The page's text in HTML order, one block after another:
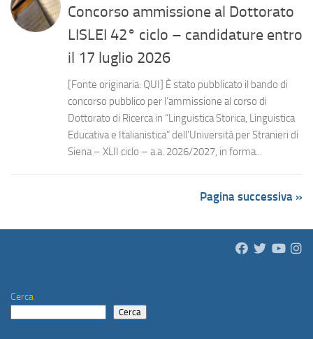
Concorso ammissione al Dottorato
LISLEI 42° ciclo – candidature entro
il 17 luglio 2026
[Fonte originaria: QUI] È stato pubblicato il bando di
concorso pubblico per l’ammissione al corso di
Dottorato di Ricerca in “Linguistica Storica, Linguistica
Educativa e Italianistica” dell’Università per Stranieri di
Siena – XLII ciclo – a.a. 2026/2027, in forma...
Pagina successiva »
Cerca
Cerca